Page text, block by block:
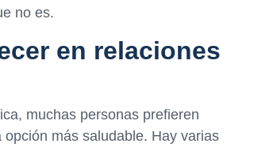
no es.
en relaciones
muchas personas prefieren
más saludable. Hay varias